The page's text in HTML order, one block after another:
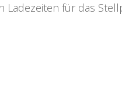
Ladezeiten für das